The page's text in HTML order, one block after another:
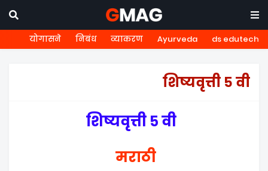
ds edutech
Ayurveda
व्याकरण
निबंध
योगासने
शिष्यवृत्ती ५ वी
शिष्यवृत्ती ५ वी
मराठी